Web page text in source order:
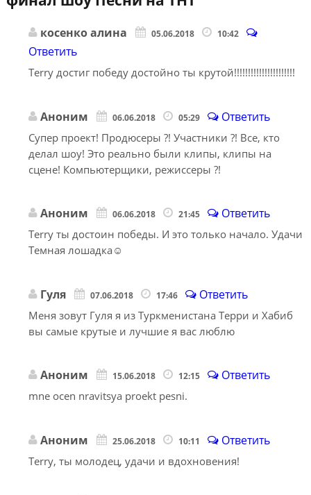
косенко алина 05.06.2018 10:42
Ответить
Terry достиг победу достойно ты крутой!!!!!!!!!!!!!!!!!!!!!!
Аноним 06.06.2018 05:29 Ответить
Супер проект! Продюсеры ?! Участники ?! Все, кто
делал шоу! Это реально были клипы, клипы на
сцене! Компьютерщики, режиссеры ?!
Аноним 06.06.2018 21:45 Ответить
Terry ты достоин победы. И это только начало. Удачи
Темная лошадка☺
Гуля 07.06.2018 17:46 Ответить
Меня зовут Гуля я из Туркменистана Терри и Хабиб
вы самые крутые и лучшие я вас люблю
Аноним 15.06.2018 12:15 Ответить
mne ocen nravitsya proekt pesni.
Аноним 25.06.2018 10:11 Ответить
Terry, ты молодец, удачи и вдохновения!